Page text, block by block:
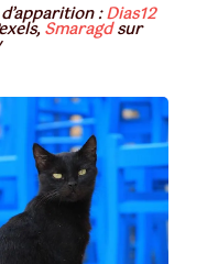
:Dias12
Smaragdsur